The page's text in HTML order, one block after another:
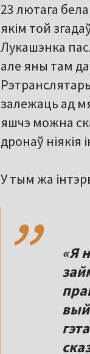
23 лютага
якім той
Лукашэнка
але яны там
залежаць ад
яшчэ можна
дронаў ніякія
У тым жа
,,
«Я